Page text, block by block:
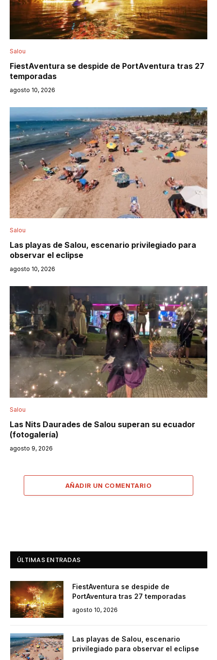
Salou
FiestAventura se despide de PortAventura tras 27
temporadas
agosto 10, 2026
Salou
Las playas de Salou, escenario privilegiado para
observar el eclipse
agosto 10, 2026
Salou
Las Nits Daurades de Salou superan su ecuador
(fotogalería)
agosto 9, 2026
AÑADIR UN COMENTARIO
ÚLTIMAS ENTRADAS
FiestAventura se despide de
PortAventura tras 27 temporadas
agosto 10, 2026
Las playas de Salou, escenario
privilegiado para observar el eclipse